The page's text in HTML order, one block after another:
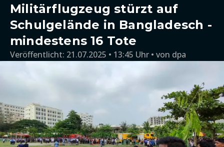
Militärflugzeug stürzt auf
Schulgelände in Bangladesch -
mindestens 16 Tote
Veröffentlicht: 21.07.2025 • 13:45 Uhr von dpa